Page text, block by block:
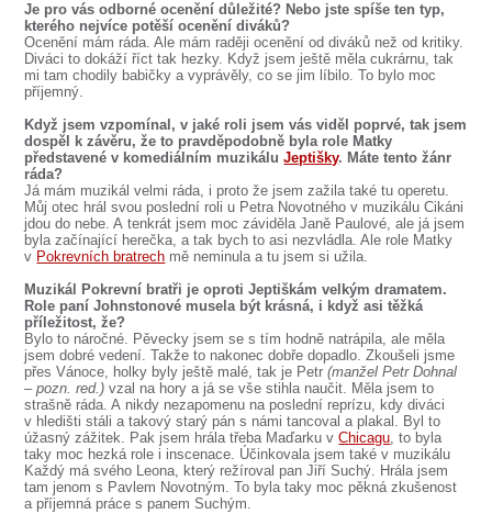
Je pro vás odborné ocenění důležité? Nebo jste spíše ten typ,
kterého nejvíce potěší ocenění diváků?
Ocenění mám ráda. Ale mám raději ocenění od diváků než od kritiky.
Diváci to dokáží říct tak hezky. Když jsem ještě měla cukrárnu, tak
mi tam chodily babičky a vyprávěly, co se jim líbilo. To bylo moc
příjemný.
Když jsem vzpomínal, v jaké roli jsem vás viděl poprvé, tak jsem
dospěl k závěru, že to pravděpodobně byla role Matky
představené v komediálním muzikáluJeptišky. Máte tento žánr
ráda?
Já mám muzikál velmi ráda, i proto že jsem zažila také tu operetu.
Můj otec hrál svou poslední roli u Petra Novotného v muzikálu Cikáni
jdou do nebe. A tenkrát jsem moc záviděla Janě Paulové, ale já jsem
byla začínající herečka, a tak bych to asi nezvládla. Ale role Matky
v Pokrevních bratrech mě neminula a tu jsem si užila.
Muzikál Pokrevní bratři je oproti Jeptiškám velkým dramatem.
Role paní Johnstonové musela být krásná, i když asi těžká
příležitost, že?
Bylo to náročné. Pěvecky jsem se s tím hodně natrápila, ale měla
jsem dobré vedení. Takže to nakonec dobře dopadlo. Zkoušeli jsme
přes Vánoce, holky byly ještě malé, tak je Petr(manžel Petr Dohnal
– pozn. red.)vzal na hory a já se vše stihla naučit. Měla jsem to
strašně ráda. A nikdy nezapomenu na poslední reprízu, kdy diváci
v hledišti stáli a takový starý pán s námi tancoval a plakal. Byl to
úžasný zážitek. Pak jsem hrála třeba Maďarku vChicagu, to byla
taky moc hezká role i inscenace. Účinkovala jsem také v muzikálu
Každý má svého Leona, který režíroval pan Jiří Suchý. Hrála jsem
tam jenom s Pavlem Novotným. To byla taky moc pěkná zkušenost
a příjemná práce s panem Suchým.